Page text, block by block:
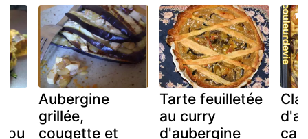
ou
Aubergine
grillée,
cougette et
Tarte feuilletée
au curry
d'aubergine